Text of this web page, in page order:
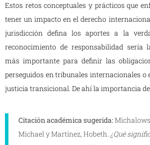
Estos retos conceptuales y prácticos que
tener un impacto en el derecho
jurisdicción defina los aportes a la
reconocimiento de responsabilidad sería
más importante para definir las
perseguidos en tribunales internacionales o
justicia transicional. De ahí la importancia
Citación académica sugerida:
Michael y Martínez, Hobeth. ¿Qué